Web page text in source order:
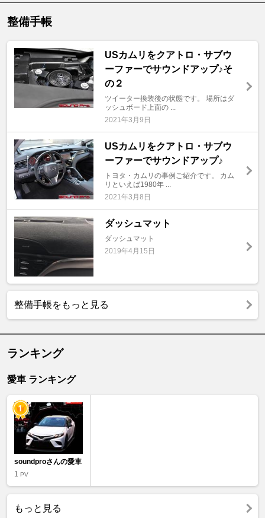
整備手帳
USカムリをクアトロ・サブウ
ーファーでサウンドアップ♪そ
の２
ツイーター換装後の状態です。 場所はダ
ッシュボード上面の ...
2021年3月9日
USカムリをクアトロ・サブウ
ーファーでサウンドアップ♪
トヨタ・カムリの事例ご紹介です。 カム
リといえば1980年 ...
2021年3月8日
ダッシュマット
ダッシュマット
2019年4月15日
整備手帳をもっと見る
ランキング
愛車 ランキング
soundproさんの愛車
1 PV
もっと見る